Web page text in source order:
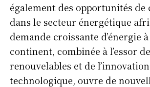
également des opportunités de
dans le secteur énergétique
demande croissante d’énergie
continent, combinée à l’essor
renouvelables et de l’innovation
technologique, ouvre de